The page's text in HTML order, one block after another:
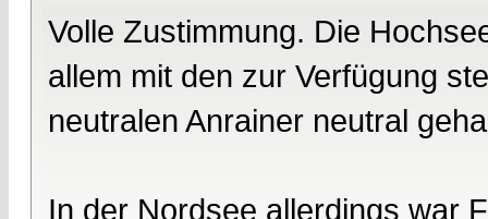
Volle Zustimmung. Die
allem mit den zur Verfügung
neutralen Anrainer neutral
In der Nordsee allerdings war